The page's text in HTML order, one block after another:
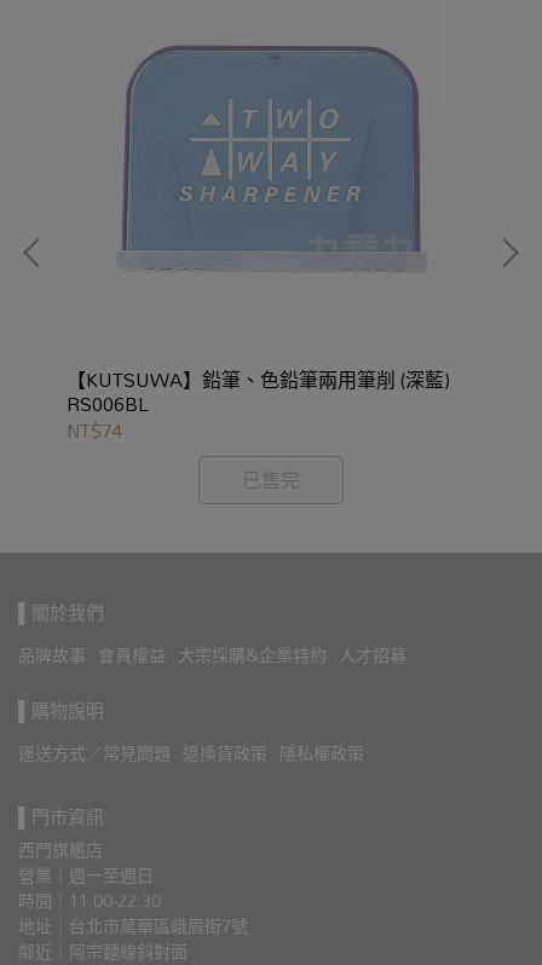
【KUTSUWA】鉛筆、色鉛筆兩用筆削 (深藍)
RS006BL
NT$74
已售完
▌關於我們
品牌故事 會員權益 大宗採購&企業特約 人才招募
▌購物說明
運送方式／常見問題 退換貨政策 隱私權政策
▌門市資訊
西門旗艦店
營業｜週一至週日
時間｜11:00-22:30
地址｜台北市萬華區峨眉街7號
鄰近｜阿宗麵線斜對面